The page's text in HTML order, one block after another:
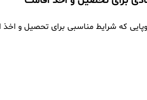
که شرایط مناسبی برای تحصیل و اخذ